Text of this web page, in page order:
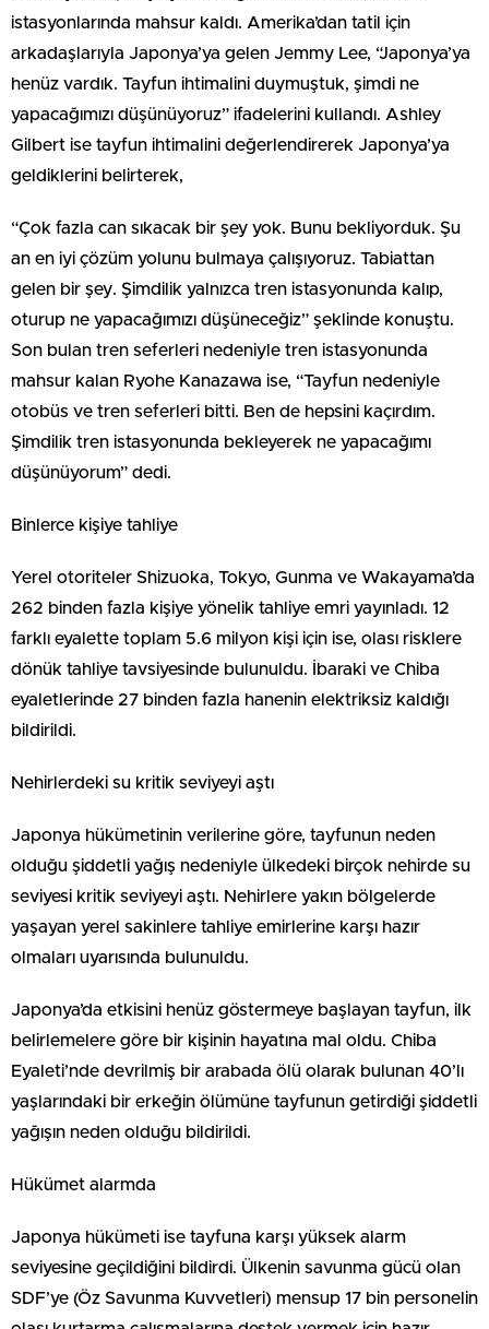
istasyonlarında mahsur kaldı. Amerika’dan tatil için
arkadaşlarıyla Japonya’ya gelen Jemmy Lee, “Japonya’ya
henüz vardık. Tayfun ihtimalini duymuştuk, şimdi ne
yapacağımızı düşünüyoruz” ifadelerini kullandı. Ashley
Gilbert ise tayfun ihtimalini değerlendirerek Japonya’ya
geldiklerini belirterek,
“Çok fazla can sıkacak bir şey yok. Bunu bekliyorduk. Şu
an en iyi çözüm yolunu bulmaya çalışıyoruz. Tabiattan
gelen bir şey. Şimdilik yalnızca tren istasyonunda kalıp,
oturup ne yapacağımızı düşüneceğiz” şeklinde konuştu.
Son bulan tren seferleri nedeniyle tren istasyonunda
mahsur kalan Ryohe Kanazawa ise, “Tayfun nedeniyle
otobüs ve tren seferleri bitti. Ben de hepsini kaçırdım.
Şimdilik tren istasyonunda bekleyerek ne yapacağımı
düşünüyorum” dedi.
Binlerce kişiye tahliye
Yerel otoriteler Shizuoka, Tokyo, Gunma ve Wakayama’da
262 binden fazla kişiye yönelik tahliye emri yayınladı. 12
farklı eyalette toplam 5.6 milyon kişi için ise, olası risklere
dönük tahliye tavsiyesinde bulunuldu. İbaraki ve Chiba
eyaletlerinde 27 binden fazla hanenin elektriksiz kaldığı
bildirildi.
Nehirlerdeki su kritik seviyeyi aştı
Japonya hükümetinin verilerine göre, tayfunun neden
olduğu şiddetli yağış nedeniyle ülkedeki birçok nehirde su
seviyesi kritik seviyeyi aştı. Nehirlere yakın bölgelerde
yaşayan yerel sakinlere tahliye emirlerine karşı hazır
olmaları uyarısında bulunuldu.
Japonya’da etkisini henüz göstermeye başlayan tayfun, ilk
belirlemelere göre bir kişinin hayatına mal oldu. Chiba
Eyaleti’nde devrilmiş bir arabada ölü olarak bulunan 40’lı
yaşlarındaki bir erkeğin ölümüne tayfunun getirdiği şiddetli
yağışın neden olduğu bildirildi.
Hükümet alarmda
Japonya hükümeti ise tayfuna karşı yüksek alarm
seviyesine geçildiğini bildirdi. Ülkenin savunma gücü olan
SDF’ye (Öz Savunma Kuvvetleri) mensup 17 bin personelin